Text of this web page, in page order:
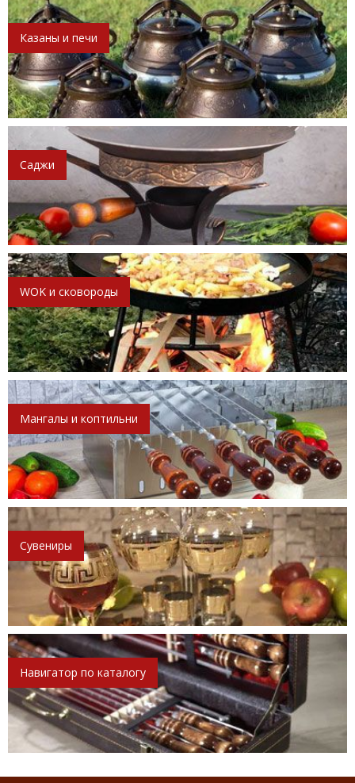
Казаны и печи
Саджи
WOK и сковороды
Мангалы и коптильни
Сувениры
Навигатор по каталогу